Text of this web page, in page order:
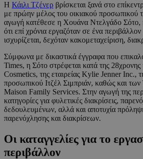
Η Κάιλι Τζένερ βρίσκεται ξανά στο
με πρώην μέλος του οικιακού προσωπικού
αγωγή κατέθεσε η Χουάνα Ντελγάδο Σότο,
ότι επί χρόνια εργαζόταν σε ένα
ισχυρίζεται, δεχόταν κακομεταχείριση,
Σύμφωνα με δικαστικά έγγραφα που
Times, η Σότο στρέφεται κατά της 28χρονης
Cosmetics, της εταιρείας Kylie Jenner Inc.,
προσωπικού Ιτζέλ Σιμπριάν, καθώς και
Maison Family Services. Στην αγωγή της
κατηγορίες για φυλετικές διακρίσεις,
δεδουλευμένων, αλλά και αποτυχία
παρενόχλησης και διακρίσεων.
Οι καταγγελίες για το
περιβάλλον